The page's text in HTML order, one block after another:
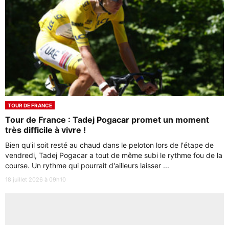
TOUR DE FRANCE
Tour de France : Tadej Pogacar promet un moment
très difficile à vivre !
Bien qu'il soit resté au chaud dans le peloton lors de l'étape de
vendredi, Tadej Pogacar a tout de même subi le rythme fou de la
course. Un rythme qui pourrait d'ailleurs laisser ...
18 juillet 2026 à 09h10